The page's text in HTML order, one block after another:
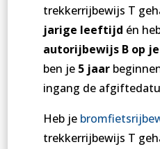
trekkerrijbewijs T
jarige leeftijd én
autorijbewijs B op je
ben je 5 jaar
ingang de
Heb je
trekkerrijbewijs T